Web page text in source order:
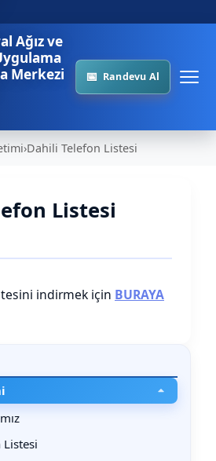
Ağız ve
Merkezi
Randevu Al
›Dahili Telefon Listesi
Listesi
indirmek için BURAYA
Listesi